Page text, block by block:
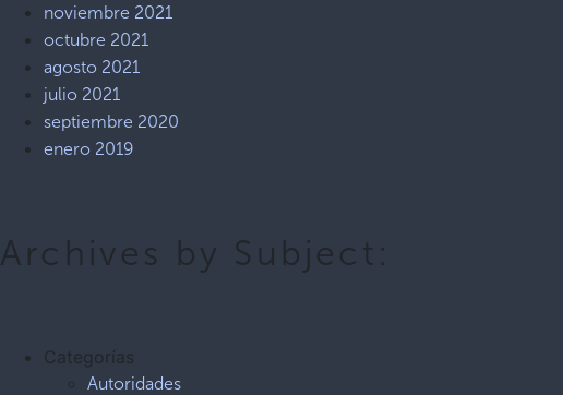
noviembre 2021
octubre 2021
agosto 2021
julio 2021
septiembre 2020
enero 2019
Archives by Subject:
Categorías
Autoridades